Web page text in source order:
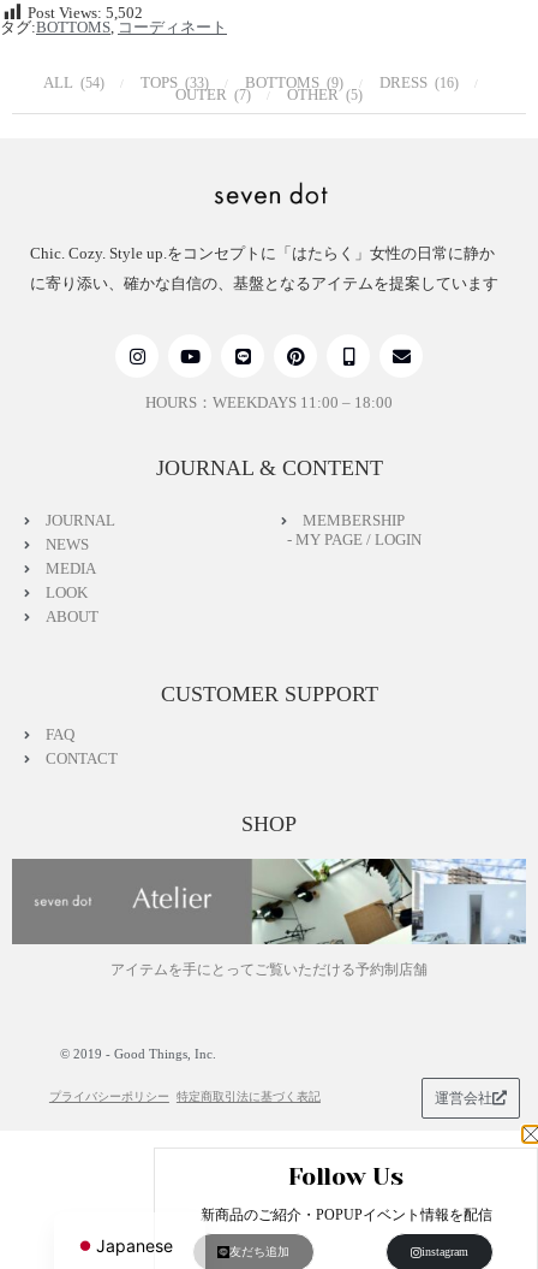
Post Views: 5,502
タグ:BOTTOMS, コーディネート
ALL (54) TOPS (33) BOTTOMS (9) DRESS (16)
OUTER (7) OTHER (5)
Chic. Cozy. Style up.をコンセプトに「はたらく」女性の日常に静か
に寄り添い、確かな自信の、基盤となるアイテムを提案しています
HOURS：WEEKDAYS 11:00 – 18:00
JOURNAL & CONTENT
JOURNAL
NEWS
MEDIA
LOOK
ABOUT
MEMBERSHIP
- MY PAGE / LOGIN
CUSTOMER SUPPORT
FAQ
CONTACT
SHOP
アイテムを手にとってご覧いただける予約制店舗
© 2019 - Good Things, Inc.
プライバシーポリシー 特定商取引法に基づく表記 運営会社
Japanese
Follow Us
新商品のご紹介・POPUPイベント情報を配信
友だち追加 instagram